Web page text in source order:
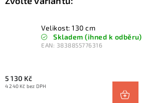
Velikost: 130 cm
Skladem (ihned k odběru)
EAN: 3838855776316
5 130 Kč
4 240 Kč bez DPH